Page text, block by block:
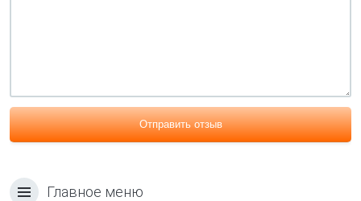
Отправить отзыв
Главное меню